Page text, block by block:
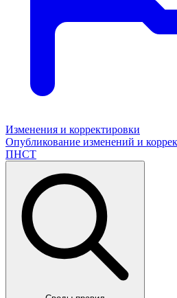
Изменения и корректировки
Опубликование изменений и
ПНСТ